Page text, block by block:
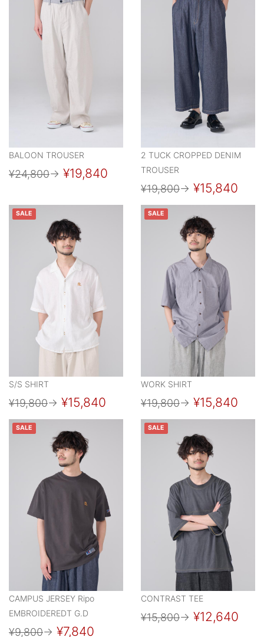
BALOON TROUSER
¥24,800→ ¥19,840
2 TUCK CROPPED DENIM
TROUSER
¥19,800→ ¥15,840
SALE
S/S SHIRT
¥19,800→ ¥15,840
SALE
WORK SHIRT
¥19,800→ ¥15,840
SALE
CAMPUS JERSEY Ripo
EMBROIDEREDT G.D
¥9,800→ ¥7,840
SALE
CONTRAST TEE
¥15,800→ ¥12,640